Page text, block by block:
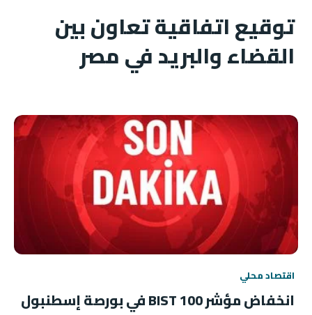
توقيع اتفاقية تعاون بين
القضاء والبريد في مصر
اقتصاد محلي
انخفاض مؤشر BIST 100 في بورصة إسطنبول